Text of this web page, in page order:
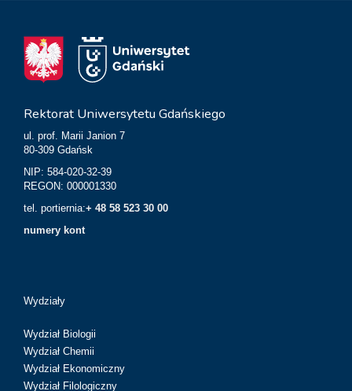
Rektorat Uniwersytetu Gdańskiego
ul. prof. Marii Janion 7
80-309 Gdańsk
NIP: 584-020-32-39
REGON: 000001330
tel. portiernia:+ 48 58 523 30 00
numery kont
Wydziały
Wydział Biologii
Wydział Chemii
Wydział Ekonomiczny
Wydział Filologiczny